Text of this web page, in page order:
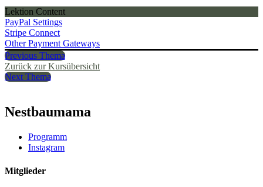
Lektion Content
PayPal Settings
Stripe Connect
Other Payment Gateways
Previous Thema
Zurück zur Kursübersicht
Next Thema
Nestbaumama
Programm
Instagram
Mitglieder